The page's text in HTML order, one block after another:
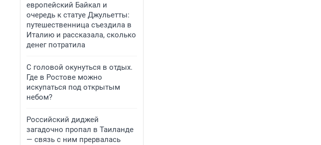
европейский Байкал и
очередь к статуе Джульетты:
путешественница съездила в
Италию и рассказала, сколько
денег потратила
С головой окунуться в отдых.
Где в Ростове можно
искупаться под открытым
небом?
Российский диджей
загадочно пропал в Таиланде
— связь с ним прервалась